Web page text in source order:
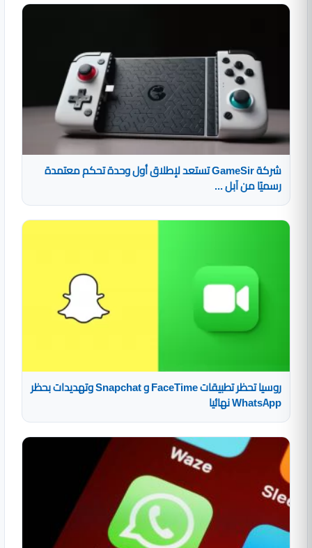
شركة GameSir تستعد لإطلاق أول وحدة تحكم معتمدة
رسميًا من آبل ...
روسيا تحظر تطبيقات FaceTime و Snapchat وتهديدات بحظر
WhatsApp نهائيا